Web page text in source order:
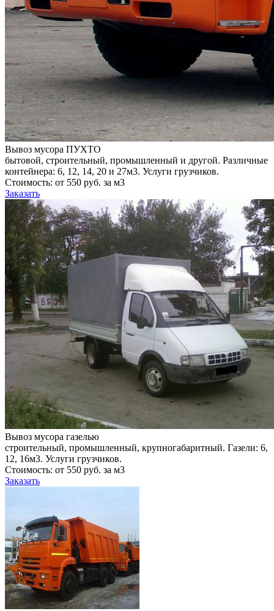
Вывоз мусора ПУХТО
бытовой, строительный, промышленный и другой. Различные
контейнера: 6, 12, 14, 20 и 27м3. Услуги грузчиков.
Стоимость: от 550 руб. за м3
Заказать
Вывоз мусора газелью
строительный, промышленный, крупногабаритный. Газели: 6,
12, 16м3. Услуги грузчиков.
Стоимость: от 550 руб. за м3
Заказать